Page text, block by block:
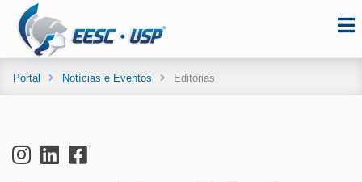
Portal Notícias e Eventos Editorias